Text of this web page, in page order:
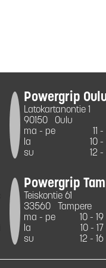
Powergrip
Latokartanontie 1
90150
Oulu
ma - pe
11
la
10 -
su
12 -
Powergrip
Teiskontie 61
33560
Tampere
ma - pe
10 - 19
la
10 - 17
su
12 - 16